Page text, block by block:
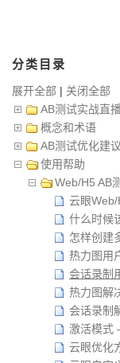
分类目录
展开全部 | 关闭全部
AB测试实战直
概念和术语
AB测试优化建
使用帮助
Web/H5 AB
云眼Web/
什么时候
怎样创建
热力图用
会话录制
热力图解
会话录制
激活模式
云眼优化